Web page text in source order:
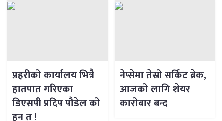
प्रहरीको कार्यालय भित्रै
हातपात गरिएका
डिएसपी प्रदिप पौडेल को
हुन त !
नेप्सेमा तेस्रो सर्किट ब्रेक,
आजको लागि शेयर
कारोबार बन्द